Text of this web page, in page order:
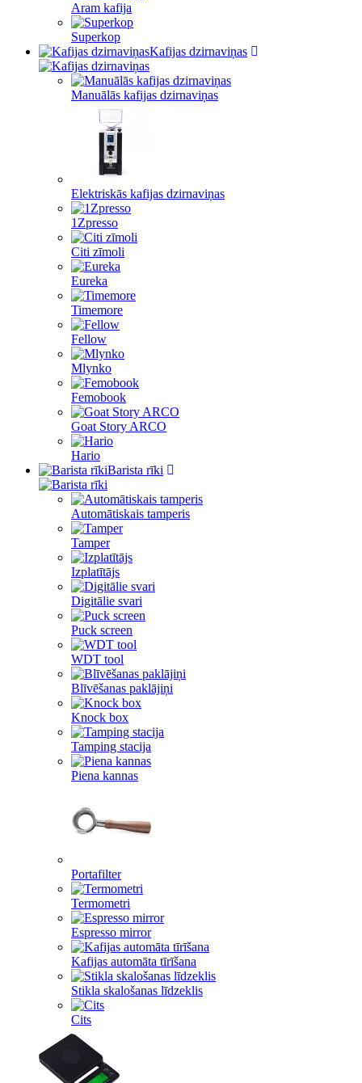
Aram kafija
Superkop
Kafijas dzirnaviņas
Manuālās kafijas dzirnaviņas
Elektriskās kafijas dzirnaviņas
1Zpresso
Citi zīmoli
Eureka
Timemore
Fellow
Mlynko
Femobook
Goat Story ARCO
Hario
Barista rīki
Automātiskais tamperis
Tamper
Izplatītājs
Digitālie svari
Puck screen
WDT tool
Blīvēšanas paklājiņi
Knock box
Tamping stacija
Piena kannas
Portafilter
Termometri
Espresso mirror
Kafijas automāta tīrīšana
Stikla skalošanas līdzeklis
Cits